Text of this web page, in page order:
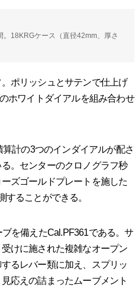
18KRGケース（直径42mm、厚さ
ポリッシュとサテンで仕上げ
ホワイトダイアルを組み合わせ
計の3つのインダイアルが配さ
。センターのクロノグラフ秒
ズゴールドプレートを施した
ることができる。
を備えたCal.PF361である。サ
けに施された複雑なオープン
るレバー類に加え、スプリッ
応えの詰まったムーブメント